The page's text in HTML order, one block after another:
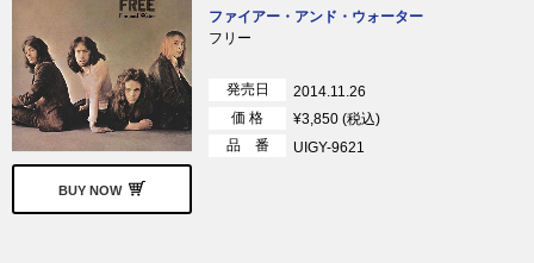
BUY NOW
ファイアー・アンド・ウォーター
フリー
発売日
2014.11.26
価 格
¥3,850 (税込)
品 番
UIGY-9621